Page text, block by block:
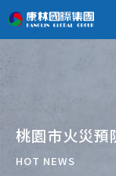
桃園市火災預
HOT NEWS